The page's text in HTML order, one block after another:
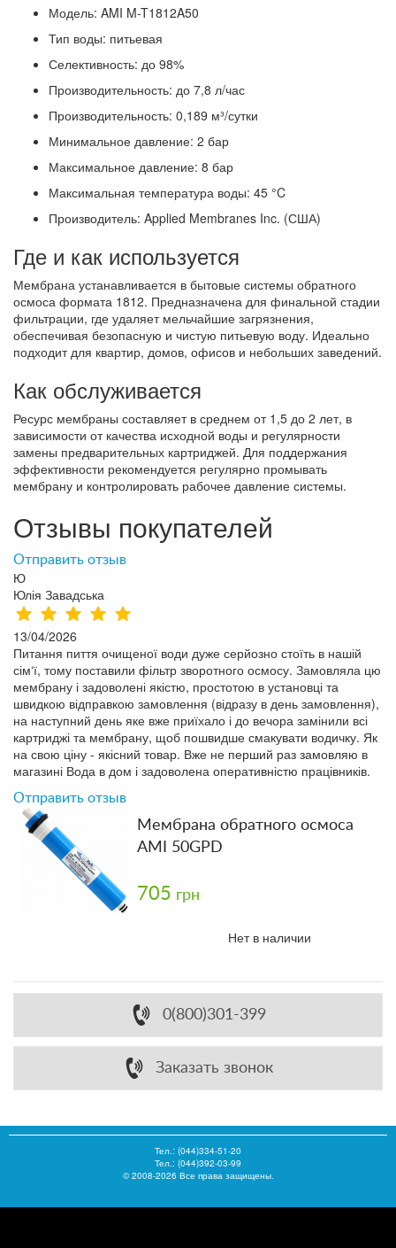
Модель: AMI M-T1812A50
Тип воды: питьевая
Селективность: до 98%
Производительность: до 7,8 л/час
Производительность: 0,189 м³/сутки
Минимальное давление: 2 бар
Максимальное давление: 8 бар
Максимальная температура воды: 45 °C
Производитель: Applied Membranes Inc. (США)
Где и как используется
Мембрана устанавливается в бытовые системы обратного
осмоса формата 1812. Предназначена для финальной стадии
фильтрации, где удаляет мельчайшие загрязнения,
обеспечивая безопасную и чистую питьевую воду. Идеально
подходит для квартир, домов, офисов и небольших заведений.
Как обслуживается
Ресурс мембраны составляет в среднем от 1,5 до 2 лет, в
зависимости от качества исходной воды и регулярности
замены предварительных картриджей. Для поддержания
эффективности рекомендуется регулярно промывать
мембрану и контролировать рабочее давление системы.
Отзывы покупателей
Отправить отзыв
Ю
Юлія Завадська
13/04/2026
Питання пиття очищеної води дуже серйозно стоїть в нашій
сім‘ї, тому поставили фільтр зворотного осмосу. Замовляла цю
мембрану і задоволені якістю, простотою в установці та
швидкою відправкою замовлення (відразу в день замовлення),
на наступний день яке вже приїхало і до вечора замінили всі
картриджі та мембрану, щоб пошвидше смакувати водичку. Як
на свою ціну - якісний товар. Вже не перший раз замовляю в
магазині Вода в дом і задоволена оперативністю працівників.
Отправить отзыв
Мембрана обратного осмоса
AMI 50GPD
705 грн
Нет в наличии
0(800)301-399
Заказать звонок
Тел.: (044)334-51-20
Тел.: (044)392-03-99
© 2008-2026 Все права защищены.